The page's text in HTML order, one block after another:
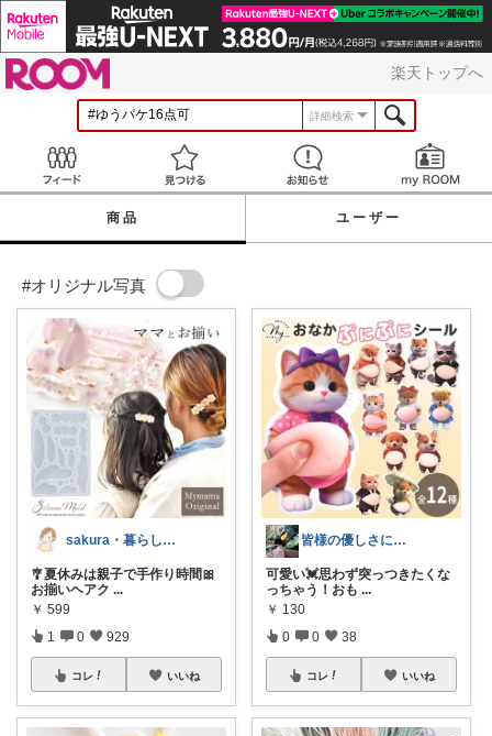
楽天トップへ
詳細検索
見つける お知らせ
商品 ユーザー
#オリジナル写真
sakura・暮らしとハンドメイド
🎐夏休みは親子で手作り時間🎀
お揃いヘアク ...
￥ 599
1 0 929
コレ いいね
皆様の優しさに感謝です✨happyミルク
可愛い💓思わず突っつきたくな
っちゃう！おも ...
￥ 130
0 0 38
コレ いいね